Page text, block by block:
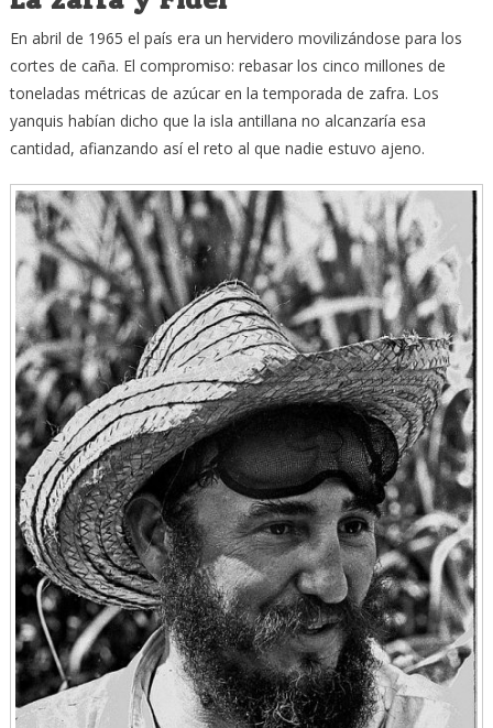
En abril de 1965 el país era un hervidero movilizándose para los
cortes de caña. El compromiso: rebasar los cinco millones de
toneladas métricas de azúcar en la temporada de zafra. Los
yanquis habían dicho que la isla antillana no alcanzaría esa
cantidad, afianzando así el reto al que nadie estuvo ajeno.